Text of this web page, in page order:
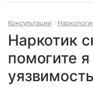
Консультации
Наркотик
помогите